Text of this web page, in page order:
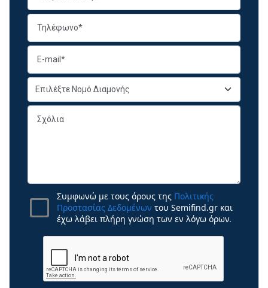
Συμφωνώ με τους όρους της Πολιτικής
Προστασίας Δεδομένων του Semifind.gr και
έχω λάβει πλήρη γνώση των εν λόγω όρων.